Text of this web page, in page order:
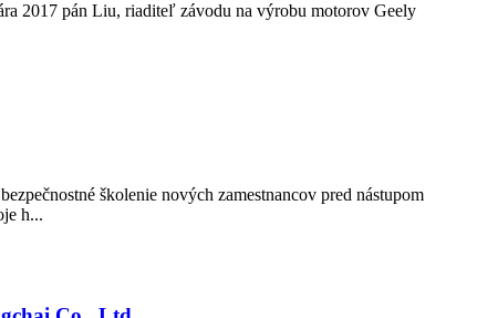
2017 pán Liu, riaditeľ závodu na výrobu motorov Geely
školenie nových zamestnancov pred nástupom
h...